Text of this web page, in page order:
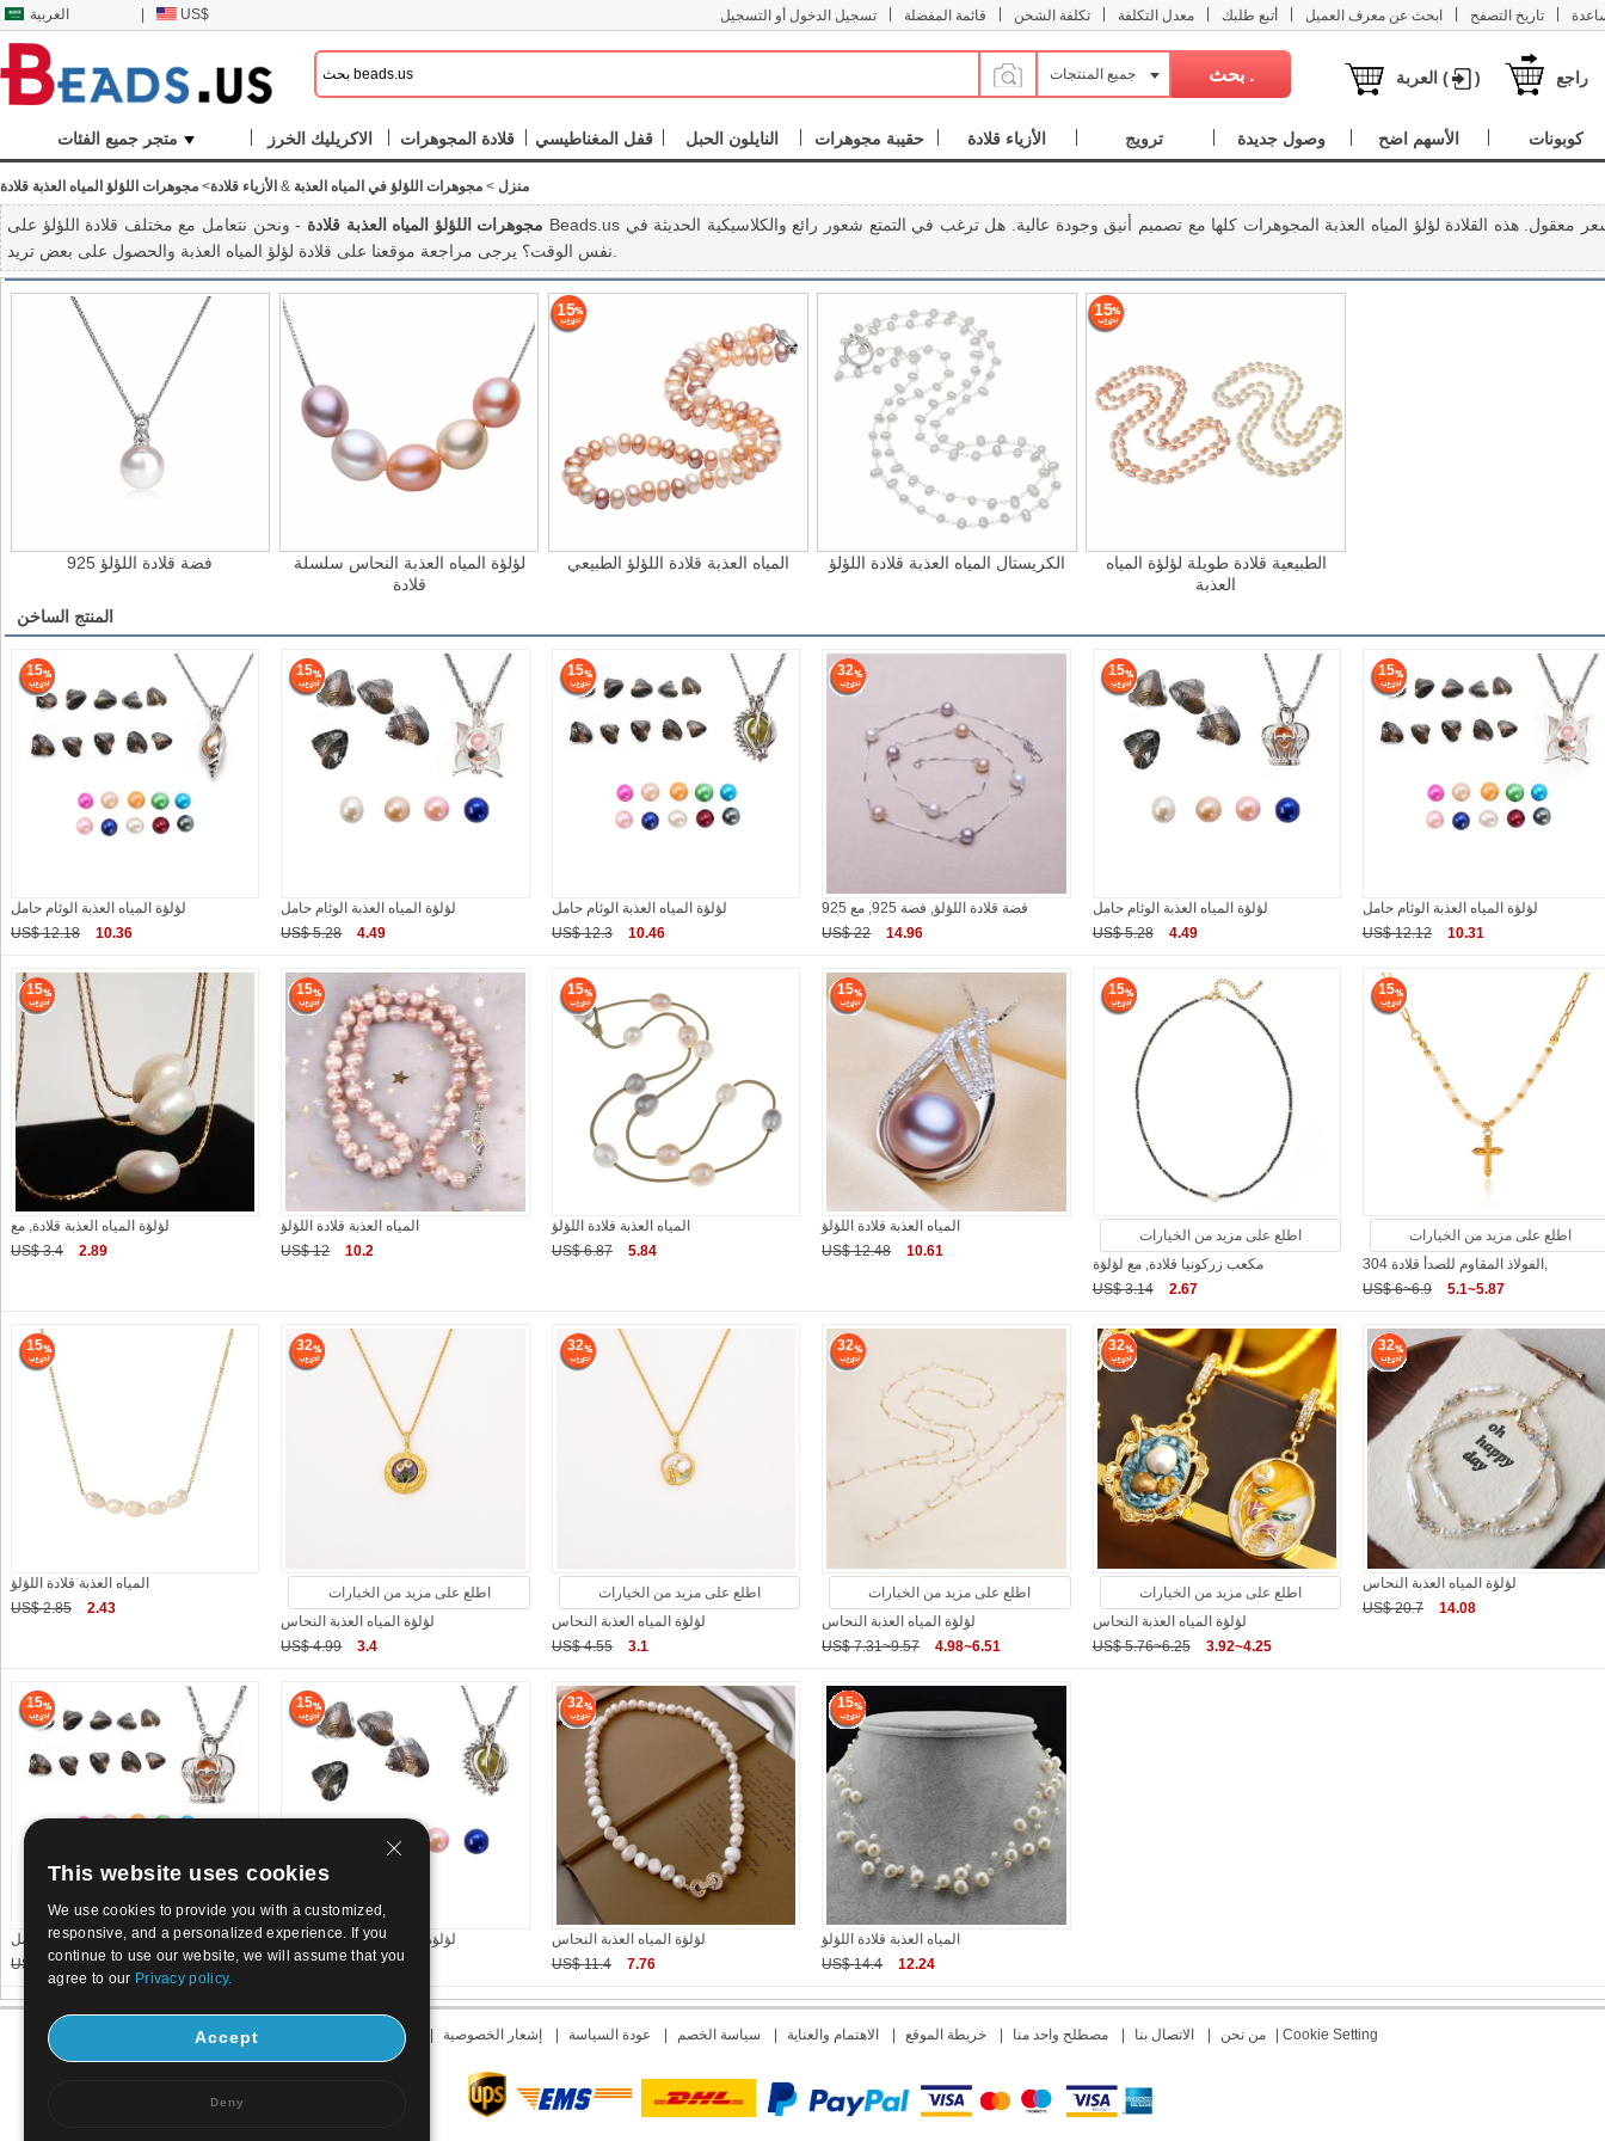
العربية US$ تسجيل الدخول أو التسجيل قائمة المفضلة تكلفة الشحن معدل التكلفة أتبع طلبك ابحث عن معرف العميل تاريخ التصفح
جميع المنتجات العربة ( ) راجع
متجر جميع الفئات الاكريليك الخرز قلادة المجوهرات قفل المغناطيسي النايلون الحبل حقيبة مجوهرات الأزياء قلادة ترويج وصول جديدة الأسهم اضح كوبونات
منزل > مجوهرات اللؤلؤ في المياه العذبة & الأزياء قلادة> مجوهرات اللؤلؤ المياه العذبة قلادة
مجوهرات اللؤلؤ المياه العذبة قلادة - ونحن نتعامل مع مختلف قلادة اللؤلؤ على Beads.us بسعر معقول. هذه القلادة لؤلؤ المياه العذبة المجوهرات كلها مع تصميم أنيق وجودة عالية. هل ترغب في التمتع شعور رائع والكلاسيكية الحديثة في
925 فضة قلادة اللؤلؤ
لؤلؤة المياه العذبة النحاس سلسلة
قلادة
15
المياه العذبة قلادة اللؤلؤ الطبيعي الكريستال المياه العذبة قلادة اللؤلؤ
15
الطبيعية قلادة طويلة لؤلؤة المياه
العذبة
المنتج الساخن
15
لؤلؤة المياه العذبة الوئام حامل
US$ 12.18
10.36
15
لؤلؤة المياه العذبة الوئام حامل
US$ 5.28
4.49
15
لؤلؤة المياه العذبة الوئام حامل
US$ 12.3
10.46
32
925 فضة قلادة اللؤلؤ, فضة 925, مع
US$ 22
14.96
15
لؤلؤة المياه العذبة الوئام حامل
US$ 5.28
4.49
15
لؤلؤة المياه العذبة الوئام حامل
US$ 12.12
10.31
15
لؤلؤة المياه العذبة قلادة, مع
US$ 3.4
2.89
15
المياه العذبة قلادة اللؤلؤ
US$ 12
10.2
15
المياه العذبة قلادة اللؤلؤ
US$ 6.87
5.84
15
المياه العذبة قلادة اللؤلؤ
US$ 12.48
10.61
15
اطلع على مزيد من الخيارات
مكعب زركونيا قلادة, مع لؤلؤة
US$ 3.14
2.67
15
اطلع على مزيد من الخيارات
304 الفولاذ المقاوم للصدأ قلادة,
US$ 6~6.9
5.1~5.87
15
المياه العذبة قلادة اللؤلؤ
US$ 2.85
2.43
32
اطلع على مزيد من الخيارات
لؤلؤة المياه العذبة النحاس
US$ 4.99
3.4
32
اطلع على مزيد من الخيارات
لؤلؤة المياه العذبة النحاس
US$ 4.55
3.1
32
اطلع على مزيد من الخيارات
لؤلؤة المياه العذبة النحاس
US$ 7.31~9.57
4.98~6.51
32
اطلع على مزيد من الخيارات
لؤلؤة المياه العذبة النحاس
US$ 5.76~6.25
3.92~4.25
32
لؤلؤة المياه العذبة النحاس
US$ 20.7
14.08
15
لؤلؤة المياه العذبة الوئام حامل
US$ 12.12
10.31
15
لؤلؤة المياه العذبة الوئام حامل
US$ 5.46
4.65
32
لؤلؤة المياه العذبة النحاس
US$ 11.4
7.76
15
المياه العذبة قلادة اللؤلؤ
US$ 14.4
12.24
من نحن الاتصال بنا مصطلح واحد منا خريطة الموقع الاهتمام والعناية سياسة الخصم عودة السياسة إشعار الخصوصية كيفية دفع التابعة لبرنامج Cookie Setting
This website uses cookies
We use cookies to provide you with a customized,
responsive, and a personalized experience. If you
continue to use our website, we will assume that you
agree to our Privacy policy.
Accept
Deny